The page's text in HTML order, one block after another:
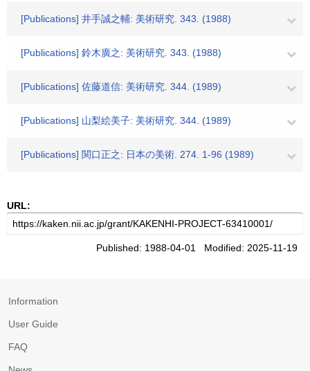
[Publications] 井手誠之輔: 美術研究. 343. (1988)
[Publications] 鈴木廣之: 美術研究. 343. (1988)
[Publications] 佐藤道信: 美術研究. 344. (1989)
[Publications] 山梨絵美子: 美術研究. 344. (1989)
[Publications] 関口正之: 日本の美術. 274. 1-96 (1989)
URL:
Published: 1988-04-01 Modified: 2025-11-19
Information
User Guide
FAQ